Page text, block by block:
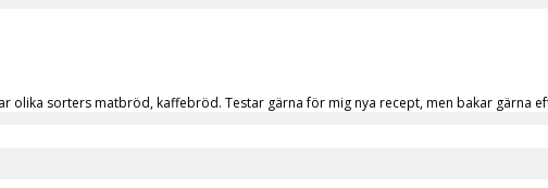
olika sorters matbröd, kaffebröd. Testar gärna för mig nya recept, men bakar gärna